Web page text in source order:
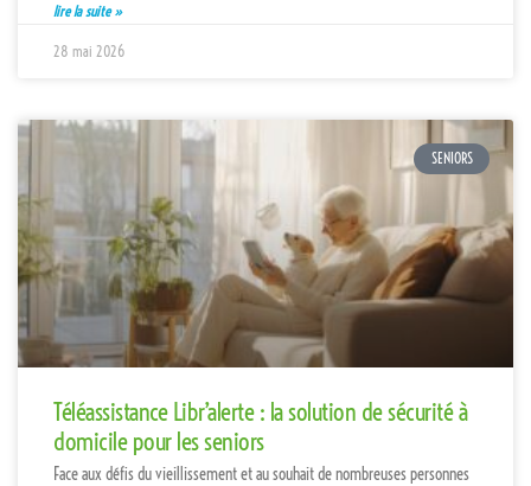
lire la suite »
28 mai 2026
SENIORS
Téléassistance Libr’alerte : la solution de sécurité à
domicile pour les seniors
Face aux défis du vieillissement et au souhait de nombreuses personnes